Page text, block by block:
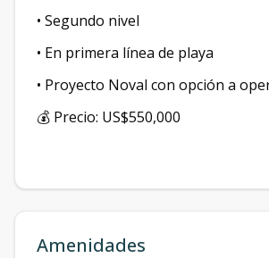
•⁠ ⁠Segundo nivel
•⁠ ⁠En primera línea de playa
•⁠ ⁠Proyecto Noval con opción a
💰 Precio: US$550,000
Amenidades